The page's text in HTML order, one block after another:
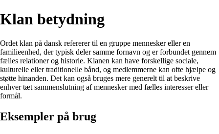
Klan betydning
Ordet klan på dansk refererer til en gruppe mennesker eller en
familieenhed, der typisk deler samme fornavn og er forbundet gennem
fælles relationer og historie. Klanen kan have forskellige sociale,
kulturelle eller traditionelle bånd, og medlemmerne kan ofte hjælpe og
støtte hinanden. Det kan også bruges mere generelt til at beskrive
enhver tæt sammenslutning af mennesker med fælles interesser eller
formål.
Eksempler på brug